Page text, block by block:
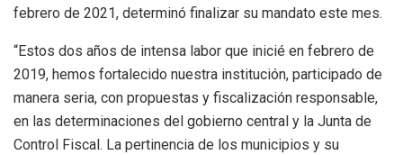
febrero de 2021, determinó finalizar su mandato este mes.
“Estos dos años de intensa labor que inicié en febrero de
2019, hemos fortalecido nuestra institución, participado de
manera seria, con propuestas y fiscalización responsable,
en las determinaciones del gobierno central y la Junta de
Control Fiscal. La pertinencia de los municipios y su